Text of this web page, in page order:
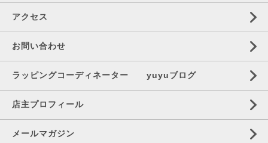
アクセス
お問い合わせ
ラッピングコーディネーター yuyuブログ
店主プロフィール
メールマガジン